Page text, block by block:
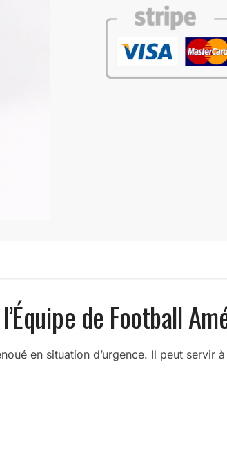
de Football
en situation d’urgence. Il peut servir